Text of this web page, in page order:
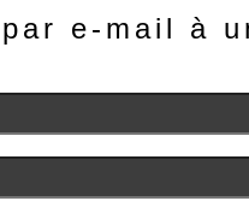
e-mail à